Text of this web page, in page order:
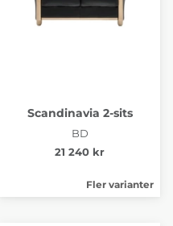
Scandinavia 2-sits
BD
21 240 kr
Fler varianter